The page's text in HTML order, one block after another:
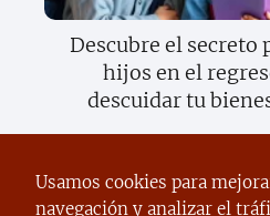
Descubre el secreto
hijos en el
descuidar tu
Usamos cookies para
navegación y analizar el